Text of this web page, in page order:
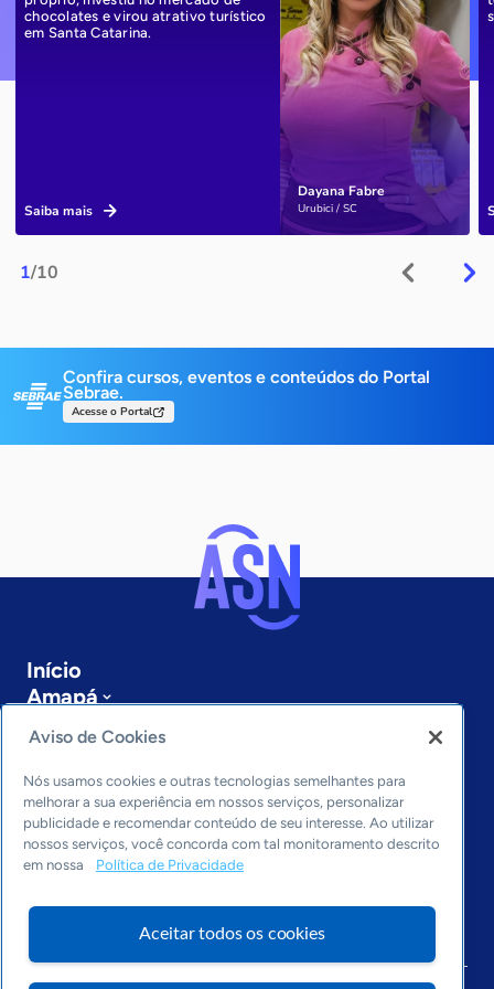
1/10
Dayana Fabre
Urubici / SC
chocolates e virou atrativo turístico
em Santa Catarina.
Saiba mais
Confira cursos, eventos e conteúdos do Portal
Sebrae.
Acesse o Portal
Início
Amapá
Sobre a ASN
Últimas notícias
Entre em contato
Editorias
Economia & Política
Inovação & Tecnologia
Cultura empreendedora
Arquivo
Aviso de Cookies
Nós usamos cookies e outras tecnologias semelhantes para
melhorar a sua experiência em nossos serviços, personalizar
publicidade e recomendar conteúdo de seu interesse. Ao utilizar
nossos serviços, você concorda com tal monitoramento descrito
em nossa
Política de Privacidade
Aceitar todos os cookies